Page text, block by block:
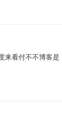
来看付不不博客是